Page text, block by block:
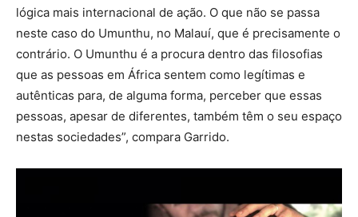
lógica mais internacional de ação. O que não se passa
neste caso do Umunthu, no Malauí, que é precisamente o
contrário. O Umunthu é a procura dentro das filosofias
que as pessoas em África sentem como legítimas e
autênticas para, de alguma forma, perceber que essas
pessoas, apesar de diferentes, também têm o seu espaço
nestas sociedades”, compara Garrido.